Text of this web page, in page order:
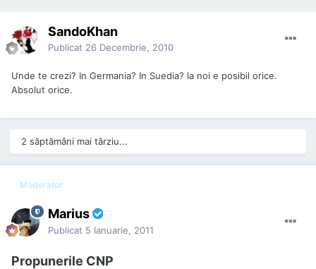
SandoKhan
Publicat 26 Decembrie, 2010
Unde te crezi? In Germania? In Suedia? la noi e posibil orice.
Absolut orice.
2 săptămâni mai târziu...
Moderator
Marius
Publicat 5 Ianuarie, 2011
Propunerile CNP